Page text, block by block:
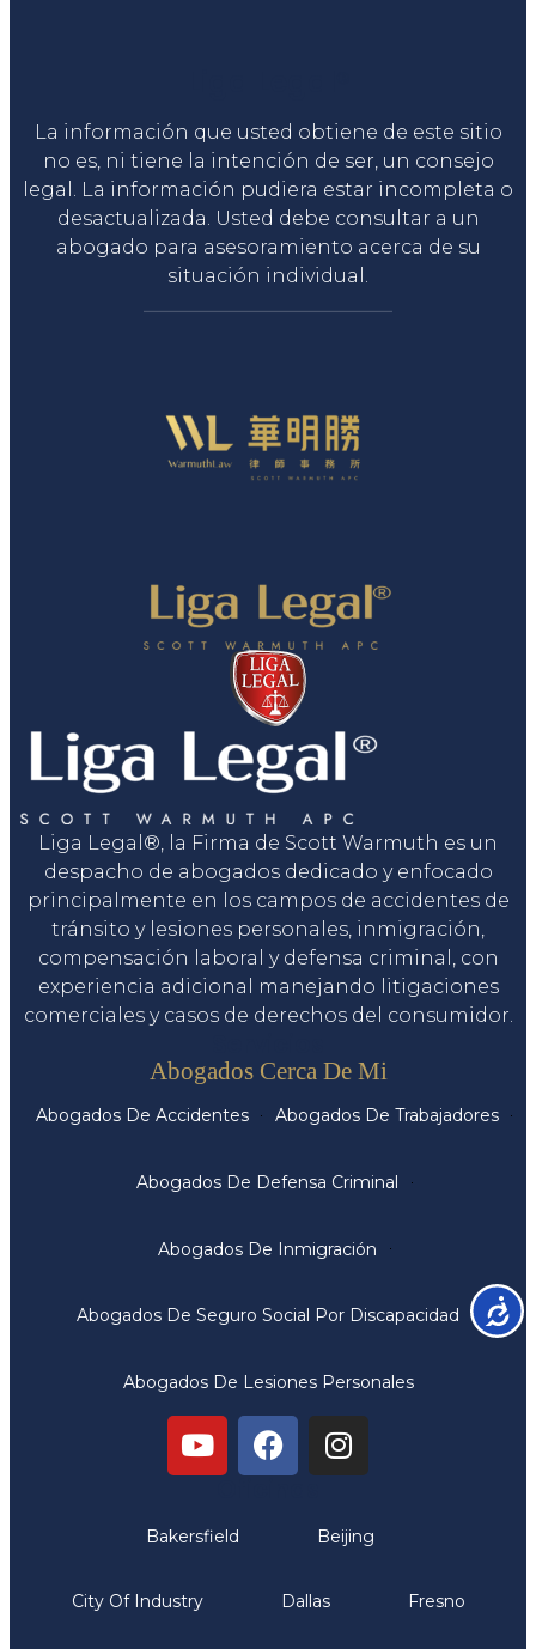
La información que usted obtiene de este sitio
no es, ni tiene la intención de ser, un consejo
legal. La información pudiera estar incompleta o
desactualizada. Usted debe consultar a un
abogado para asesoramiento acerca de su
situación individual.
Liga Legal®, la Firma de Scott Warmuth es un
despacho de abogados dedicado y enfocado
principalmente en los campos de accidentes de
tránsito y lesiones personales, inmigración,
compensación laboral y defensa criminal, con
experiencia adicional manejando litigaciones
comerciales y casos de derechos del consumidor.
Abogados Cerca De Mi
Abogados De Accidentes Abogados De Trabajadores
Abogados De Defensa Criminal
Abogados De Inmigración
Abogados De Seguro Social Por Discapacidad
Abogados De Lesiones Personales
Bakersfield Beijing
City Of Industry Dallas Fresno